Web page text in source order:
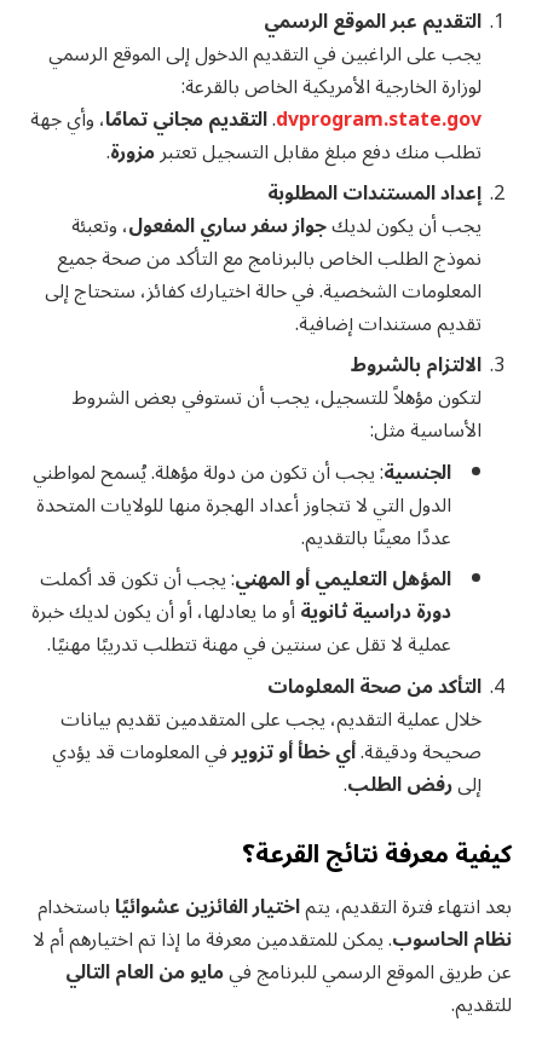
التقديم عبر الموقع الرسمي
يجب على الراغبين في التقديم الدخول إلى الموقع الرسمي
لوزارة الخارجية الأمريكية الخاص بالقرعة:
dvprogram.state.gov
.التقديم مجاني تمامًا، وأي جهة
تطلب منك دفع مبلغ مقابل التسجيل تعتبرمزورة.
إعداد المستندات المطلوبة
يجب أن يكون لديكجواز سفر ساري المفعول، وتعبئة
نموذج الطلب الخاص بالبرنامج مع التأكد من صحة جميع
المعلومات الشخصية. في حالة اختيارك كفائز، ستحتاج إلى
تقديم مستندات إضافية.
الالتزام بالشروط
لتكون مؤهلاً للتسجيل، يجب أن تستوفي بعض الشروط
الأساسية مثل:
الجنسية: يجب أن تكون من دولة مؤهلة. يُسمح لمواطني
الدول التي لا تتجاوز أعداد الهجرة منها للولايات المتحدة
عددًا معينًا بالتقديم.
المؤهل التعليمي أو المهني: يجب أن تكون قد أكملت
دورة دراسية ثانويةأو ما يعادلها، أو أن يكون لديك خبرة
عملية لا تقل عن سنتين في مهنة تتطلب تدريبًا مهنيًا.
التأكد من صحة المعلومات
خلال عملية التقديم، يجب على المتقدمين تقديم بيانات
صحيحة ودقيقة.أي خطأ أو تزويرفي المعلومات قد يؤدي
إلىرفض الطلب.
كيفية معرفة نتائج القرعة؟
بعد انتهاء فترة التقديم، يتماختيار الفائزين عشوائيًاباستخدام
نظام الحاسوب. يمكن للمتقدمين معرفة ما إذا تم اختيارهم أم لا
عن طريق الموقع الرسمي للبرنامج فيمايو من العام التالي
للتقديم.